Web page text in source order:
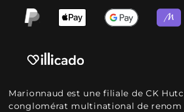
Marionnaud est une filiale de CK
conglomérat multinational de renom